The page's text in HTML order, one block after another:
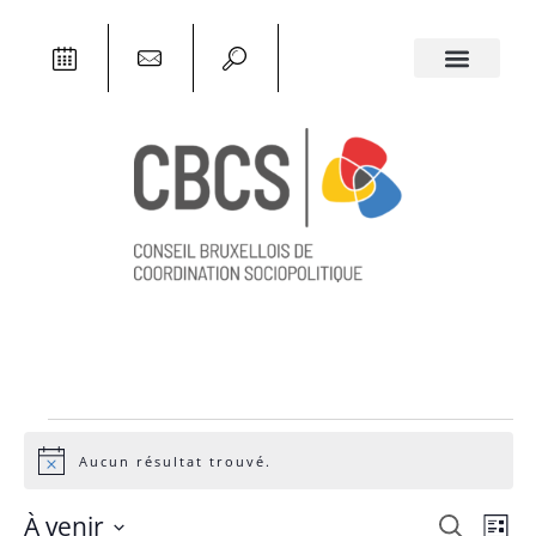
NoticeAucun résultat trouvé.
RECHERCHE
À venir